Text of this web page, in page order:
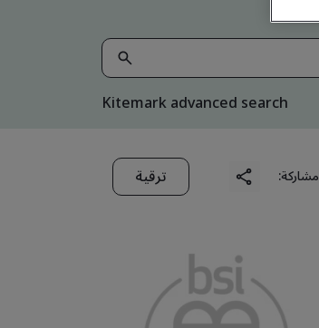
Kitemark advanced search
مشاركة: ترقية